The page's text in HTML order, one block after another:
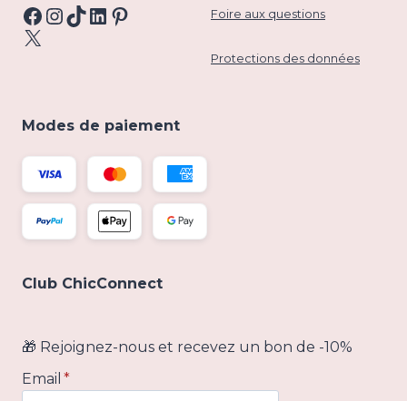
Facebook
Instagram
TikTok
LinkedIn
Pinterest
X
Foire aux questions
Protections des données
Modes de paiement
Club ChicConnect
🎁 Rejoignez-nous et recevez un bon de -10%
Email *